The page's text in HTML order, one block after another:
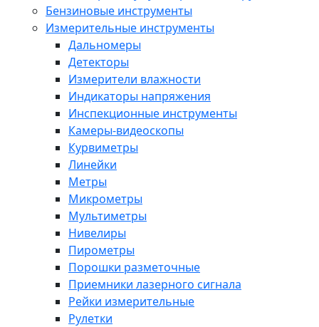
Бензиновые инструменты
Измерительные инструменты
Дальномеры
Детекторы
Измерители влажности
Индикаторы напряжения
Инспекционные инструменты
Камеры-видеоскопы
Курвиметры
Линейки
Метры
Микрометры
Мультиметры
Нивелиры
Пирометры
Порошки разметочные
Приемники лазерного сигнала
Рейки измерительные
Рулетки